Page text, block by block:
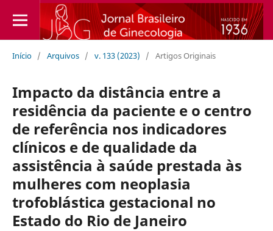
Início / Arquivos / v. 133 (2023) / Artigos Originais
Impacto da distância entre a
residência da paciente e o centro
de referência nos indicadores
clínicos e de qualidade da
assistência à saúde prestada às
mulheres com neoplasia
trofoblástica gestacional no
Estado do Rio de Janeiro